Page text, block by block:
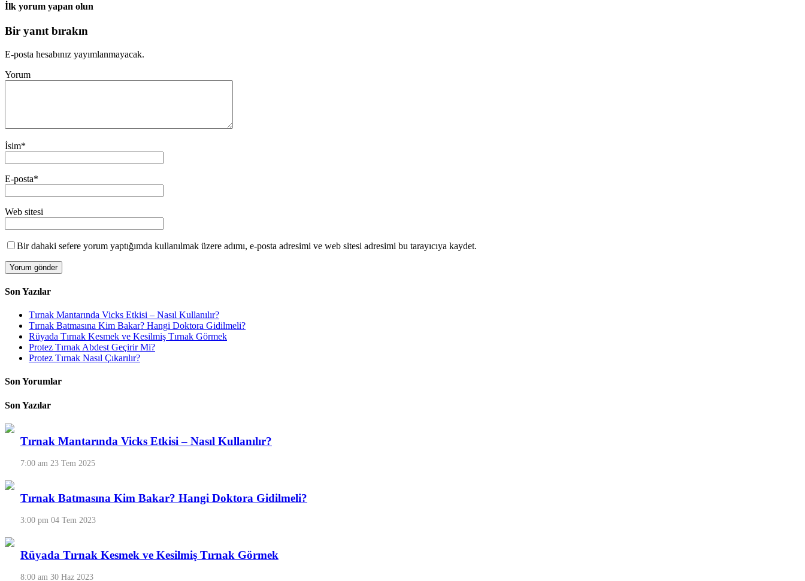
İlk yorum yapan olun
Bir yanıt bırakın
E-posta hesabınız yayımlanmayacak.
Yorum
İsim*
E-posta*
Web sitesi
Bir dahaki sefere yorum yaptığımda kullanılmak üzere adımı, e-posta adresimi ve web sitesi adresimi bu tarayıcıya kaydet.
Son Yazılar
Tırnak Mantarında Vicks Etkisi – Nasıl Kullanılır?
Tırnak Batmasına Kim Bakar? Hangi Doktora Gidilmeli?
Rüyada Tırnak Kesmek ve Kesilmiş Tırnak Görmek
Protez Tırnak Abdest Geçirir Mi?
Protez Tırnak Nasıl Çıkarılır?
Son Yorumlar
Son Yazılar
Tırnak Mantarında Vicks Etkisi – Nasıl Kullanılır?
7:00 am 23 Tem 2025
Tırnak Batmasına Kim Bakar? Hangi Doktora Gidilmeli?
3:00 pm 04 Tem 2023
Rüyada Tırnak Kesmek ve Kesilmiş Tırnak Görmek
8:00 am 30 Haz 2023